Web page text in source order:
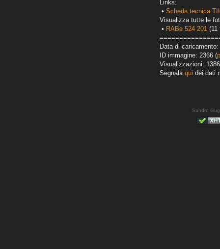
Links:
• Scheda tecnica
Visualizza tutte le
• RABe 524 201 (11
Data di
ID immagine: 2366 (
Visualizzazioni: 1386
Segnala qui dei dati
Sandro